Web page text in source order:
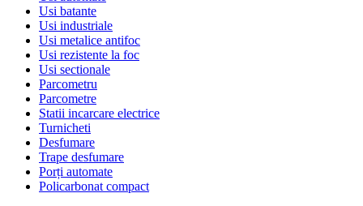
Usi batante
Usi industriale
Usi metalice antifoc
Usi rezistente la foc
Usi sectionale
Parcometru
Parcometre
Statii incarcare electrice
Turnicheti
Desfumare
Trape desfumare
Porți automate
Policarbonat compact